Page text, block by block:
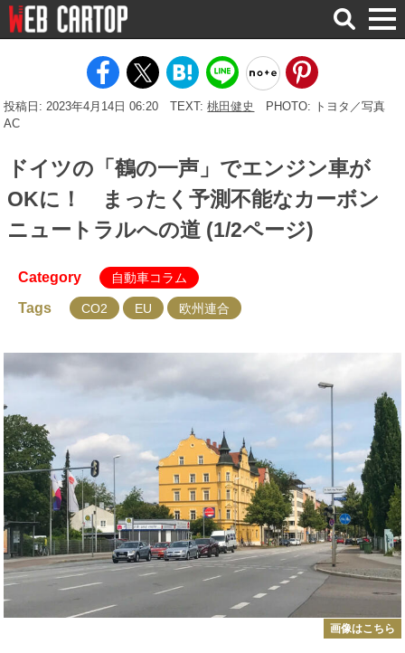
検
索
投稿日: 2023年4月14日 06:20 TEXT:桃田健史
PHOTO: トヨタ／写真
AC
ドイツの「鶴の一声」でエンジン車が
OKに！ まったく予測不能なカーボン
ニュートラルへの道 (1/2ページ)
Category 自動車コラム
Tags CO2 EU 欧州連合
画像はこちら